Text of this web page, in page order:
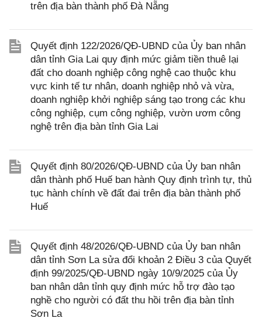
trên địa bàn thành phố Đà Nẵng
Quyết định 122/2026/QĐ-UBND của Ủy ban nhân
dân tỉnh Gia Lai quy định mức giảm tiền thuê lại
đất cho doanh nghiệp công nghệ cao thuộc khu
vực kinh tế tư nhân, doanh nghiệp nhỏ và vừa,
doanh nghiệp khởi nghiệp sáng tạo trong các khu
công nghiệp, cụm công nghiệp, vườn ươm công
nghệ trên địa bàn tỉnh Gia Lai
Quyết định 80/2026/QĐ-UBND của Ủy ban nhân
dân thành phố Huế ban hành Quy định trình tự, thủ
tục hành chính về đất đai trên địa bàn thành phố
Huế
Quyết định 48/2026/QĐ-UBND của Ủy ban nhân
dân tỉnh Sơn La sửa đổi khoản 2 Điều 3 của Quyết
định 99/2025/QĐ-UBND ngày 10/9/2025 của Ủy
ban nhân dân tỉnh quy định mức hỗ trợ đào tạo
nghề cho người có đất thu hồi trên địa bàn tỉnh
Sơn La